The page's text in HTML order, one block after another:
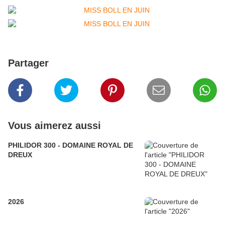
Partager
Vous aimerez aussi
PHILIDOR 300 - DOMAINE ROYAL DE
DREUX
2026